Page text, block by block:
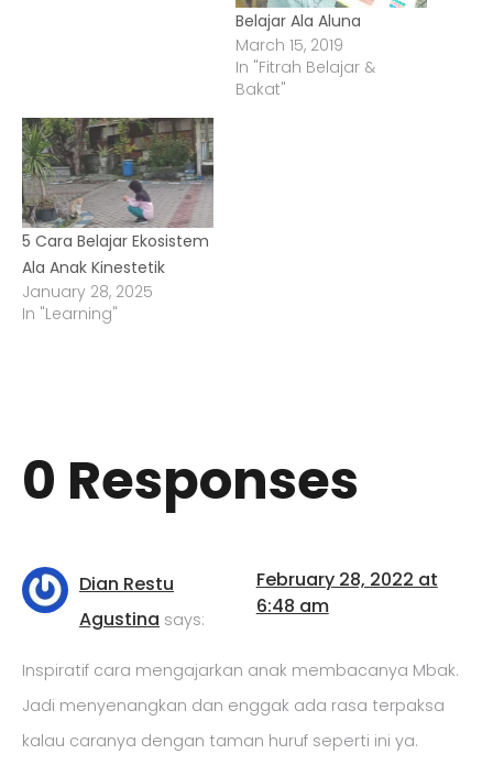
Belajar Ala Aluna
March 15, 2019
In "Fitrah Belajar &
Bakat"
5 Cara Belajar Ekosistem
Ala Anak Kinestetik
January 28, 2025
In "Learning"
0 Responses
Dian Restu
Agustina says:
February 28, 2022 at
6:48 am
Inspiratif cara mengajarkan anak membacanya Mbak.
Jadi menyenangkan dan enggak ada rasa terpaksa
kalau caranya dengan taman huruf seperti ini ya.